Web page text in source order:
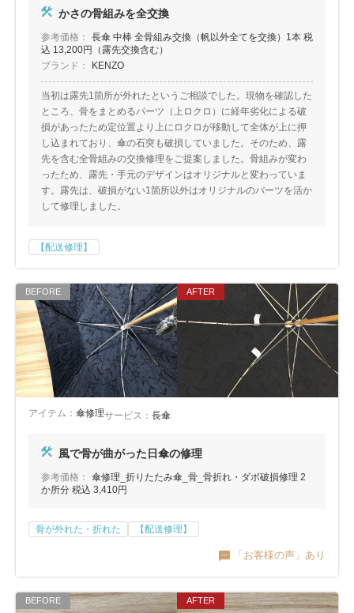
かさの骨組みを全交換
参考価格：
長傘 中棒 全骨組み交換（帆以外全てを交換）1本 税
込 13,200円（露先交換含む）
ブランド：
KENZO
当初は露先1箇所が外れたというご相談でした。現物を確認した
ところ、骨をまとめるパーツ（上ロクロ）に経年劣化による破
損があったため定位置より上にロクロが移動して全体が上に押
し込まれており、傘の石突も破損していました。そのため、露
先を含む全骨組みの交換修理をご提案しました。骨組みが変わ
ったため、露先・手元のデザインはオリジナルと変わっていま
す。露先は、破損がない1箇所以外はオリジナルのパーツを活か
して修理しました。
【配送修理】
アイテム： 傘修理サービス： 長傘
風で骨が曲がった日傘の修理
参考価格：
傘修理_折りたたみ傘_骨_骨折れ・ダボ破損修理 2
か所分 税込 3,410円
骨が外れた・折れた 【配送修理】
「お客様の声」あり